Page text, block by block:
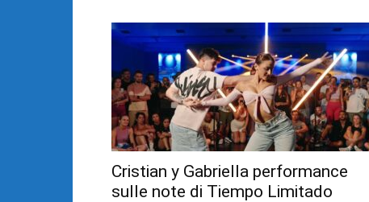
Cristian y Gabriella performance
sulle note di Tiempo Limitado